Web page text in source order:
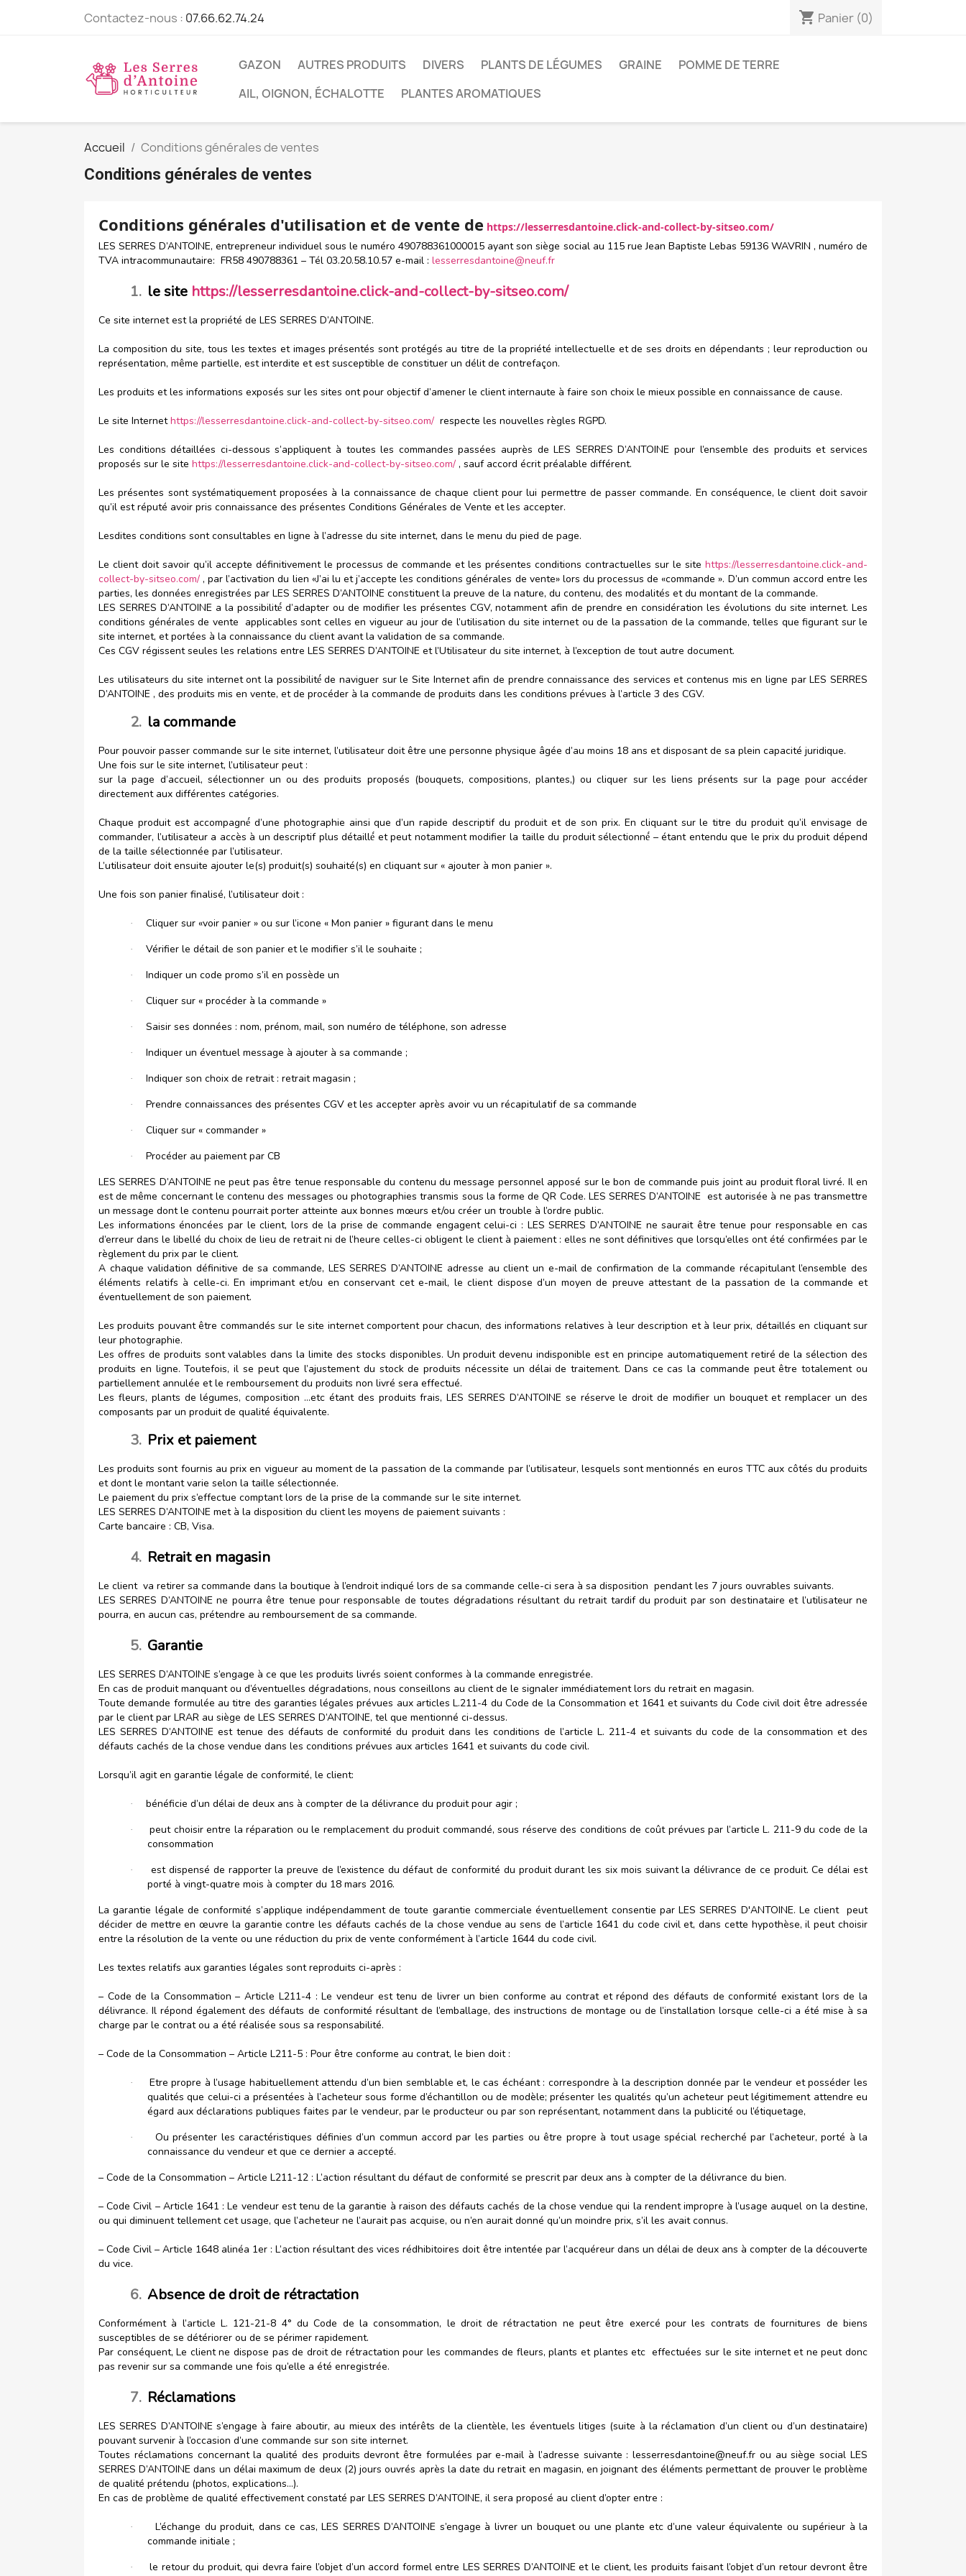
Contactez-nous : 07.66.62.74.24 shopping_cart Panier (0)
GAZON AUTRES PRODUITS DIVERS PLANTS DE LÉGUMES GRAINE
POMME DE TERRE
AIL, OIGNON, ÉCHALOTTE
PLANTES AROMATIQUES
Accueil Conditions générales de ventes
Conditions générales de ventes
Conditions générales d'utilisation et de vente de https://lesserresdantoine.click-and-collect-by-sitseo.com/
LES SERRES D’ANTOINE, entrepreneur individuel sous le numéro 490788361000015 ayant son siège social au 115 rue Jean Baptiste Lebas 59136 WAVRIN , numéro de
TVA intracommunautaire: FR58 490788361 – Tél 03.20.58.10.57 e-mail : lesserresdantoine@neuf.fr
1. le site https://lesserresdantoine.click-and-collect-by-sitseo.com/
Ce site internet est la propriété de LES SERRES D’ANTOINE.
La composition du site, tous les textes et images présentés sont protégés au titre de la propriété intellectuelle et de ses droits en dépendants ; leur reproduction ou
représentation, même partielle, est interdite et est susceptible de constituer un délit de contrefaçon.
Les produits et les informations exposés sur les sites ont pour objectif d’amener le client internaute à faire son choix le mieux possible en connaissance de cause.
Le site Internethttps://lesserresdantoine.click-and-collect-by-sitseo.com/ respecte les nouvelles règles RGPD.
Les conditions détaillées ci-dessous s’appliquent à toutes les commandes passées auprès de LES SERRES D’ANTOINE pour l’ensemble des produits et services
proposés sur le site https://lesserresdantoine.click-and-collect-by-sitseo.com/ , sauf accord écrit préalable différent.
Les présentes sont systématiquement proposées à la connaissance de chaque client pour lui permettre de passer commande. En conséquence, le client doit savoir
qu’il est réputé avoir pris connaissance des présentes Conditions Générales de Vente et les accepter.
Lesdites conditions sont consultables en ligne à l’adresse du site internet, dans le menu du pied de page.
Le client doit savoir qu’il accepte définitivement le processus de commande et les présentes conditions contractuelles sur le site https://lesserresdantoine.click-and-
collect-by-sitseo.com/ , par l’activation du lien «J’ai lu et j’accepte les conditions générales de vente» lors du processus de «commande ». D’un commun accord entre les
parties, les données enregistrées par LES SERRES D’ANTOINE constituent la preuve de la nature, du contenu, des modalités et du montant de la commande.
LES SERRES D’ANTOINE a la possibilité́ d’adapter ou de modifier les présentes CGV, notamment afin de prendre en considération les évolutions du site internet. Les
conditions générales de vente applicables sont celles en vigueur au jour de l’utilisation du site internet ou de la passation de la commande, telles que figurant sur le
site internet, et portées à la connaissance du client avant la validation de sa commande.
Ces CGV régissent seules les relations entre LES SERRES D’ANTOINE et l’Utilisateur du site internet, à l’exception de tout autre document.
Les utilisateurs du site internet ont la possibilité́ de naviguer sur le Site Internet afin de prendre connaissance des services et contenus mis en ligne par LES SERRES
D’ANTOINE , des produits mis en vente, et de procéder à la commande de produits dans les conditions prévues à l’article 3 des CGV.
2. la commande
Pour pouvoir passer commande sur le site internet, l’utilisateur doit être une personne physique âgée d’au moins 18 ans et disposant de sa plein capacité juridique.
Une fois sur le site internet, l’utilisateur peut :
sur la page d’accueil, sélectionner un ou des produits proposés (bouquets, compositions, plantes,) ou cliquer sur les liens présents sur la page pour accéder
directement aux différentes catégories.
Chaque produit est accompagné́ d’une photographie ainsi que d’un rapide descriptif du produit et de son prix. En cliquant sur le titre du produit qu’il envisage de
commander, l’utilisateur a accès à un descriptif plus détaillé́ et peut notamment modifier la taille du produit sélectionné́ – étant entendu que le prix du produit dépend
de la taille sélectionnée par l’utilisateur.
L’utilisateur doit ensuite ajouter le(s) produit(s) souhaité(s) en cliquant sur « ajouter à mon panier ».
Une fois son panier finalisé, l’utilisateur doit :
· Cliquer sur «voir panier » ou sur l’icone « Mon panier » figurant dans le menu
· Vérifier le détail de son panier et le modifier s’il le souhaite ;
· Indiquer un code promo s’il en possède un
· Cliquer sur « procéder à la commande »
· Saisir ses données : nom, prénom, mail, son numéro de téléphone, son adresse
· Indiquer un éventuel message à ajouter à sa commande ;
· Indiquer son choix de retrait : retrait magasin ;
· Prendre connaissances des présentes CGV et les accepter après avoir vu un récapitulatif de sa commande
· Cliquer sur « commander »
·
Procéder au paiement par CB
LES SERRES D’ANTOINE ne peut pas être tenue responsable du contenu du message personnel apposé sur le bon de commande puis joint au produit floral livré. Il en
est de même concernant le contenu des messages ou photographies transmis sous la forme de QR Code. LES SERRES D’ANTOINE est autorisée à ne pas transmettre
un message dont le contenu pourrait porter atteinte aux bonnes mœurs et/ou créer un trouble à l’ordre public.
Les informations énoncées par le client, lors de la prise de commande engagent celui-ci : LES SERRES D’ANTOINE ne saurait être tenue pour responsable en cas
d’erreur dans le libellé du choix de lieu de retrait ni de l’heure celles-ci obligent le client à paiement : elles ne sont définitives que lorsqu’elles ont été confirmées par le
règlement du prix par le client.
A chaque validation définitive de sa commande, LES SERRES D’ANTOINE adresse au client un e-mail de confirmation de la commande récapitulant l’ensemble des
éléments relatifs à celle-ci. En imprimant et/ou en conservant cet e-mail, le client dispose d’un moyen de preuve attestant de la passation de la commande et
éventuellement de son paiement.
Les produits pouvant être commandés sur le site internet comportent pour chacun, des informations relatives à leur description et à leur prix, détaillés en cliquant sur
leur photographie.
Les offres de produits sont valables dans la limite des stocks disponibles. Un produit devenu indisponible est en principe automatiquement retiré de la sélection des
produits en ligne. Toutefois, il se peut que l’ajustement du stock de produits nécessite un délai de traitement. Dans ce cas la commande peut être totalement ou
partiellement annulée et le remboursement du produits non livré sera effectué.
Les fleurs, plants de légumes, composition …etc étant des produits frais, LES SERRES D’ANTOINE se réserve le droit de modifier un bouquet et remplacer un des
composants par un produit de qualité équivalente.
3. Prix et paiement
Les produits sont fournis au prix en vigueur au moment de la passation de la commande par l’utilisateur, lesquels sont mentionnés en euros TTC aux côtés du produits
et dont le montant varie selon la taille sélectionnée.
Le paiement du prix s’effectue comptant lors de la prise de la commande sur le site internet.
LES SERRES D’ANTOINE met à la disposition du client les moyens de paiement suivants :
Carte bancaire : CB, Visa.
4. Retrait en magasin
Le client va retirer sa commande dans la boutique à l’endroit indiqué lors de sa commande celle-ci sera à sa disposition pendant les 7 jours ouvrables suivants.
LES SERRES D’ANTOINE ne pourra être tenue pour responsable de toutes dégradations résultant du retrait tardif du produit par son destinataire et l’utilisateur ne
pourra, en aucun cas, prétendre au remboursement de sa commande.
5. Garantie
LES SERRES D’ANTOINE s’engage à ce que les produits livrés soient conformes à la commande enregistrée.
En cas de produit manquant ou d’éventuelles dégradations, nous conseillons au client de le signaler immédiatement lors du retrait en magasin.
Toute demande formulée au titre des garanties légales prévues aux articles L.211-4 du Code de la Consommation et 1641 et suivants du Code civil doit être adressée
par le client par LRAR au siège de LES SERRES D’ANTOINE, tel que mentionné ci-dessus.
LES SERRES D’ANTOINE est tenue des défauts de conformité du produit dans les conditions de l’article L. 211-4 et suivants du code de la consommation et des
défauts cachés de la chose vendue dans les conditions prévues aux articles 1641 et suivants du code civil.
Lorsqu’il agit en garantie légale de conformité, le client:
· bénéficie d’un délai de deux ans à compter de la délivrance du produit pour agir ;
·
peut choisir entre la réparation ou le remplacement du produit commandé, sous réserve des conditions de coût prévues par l’article L. 211-9 du code de la
consommation
·
est dispensé de rapporter la preuve de l’existence du défaut de conformité du produit durant les six mois suivant la délivrance de ce produit. Ce délai est
porté à vingt-quatre mois à compter du 18 mars 2016.
La garantie légale de conformité s’applique indépendamment de toute garantie commerciale éventuellement consentie par LES SERRES D'ANTOINE. Le client peut
décider de mettre en œuvre la garantie contre les défauts cachés de la chose vendue au sens de l’article 1641 du code civil et, dans cette hypothèse, il peut choisir
entre la résolution de la vente ou une réduction du prix de vente conformément à l’article 1644 du code civil.
Les textes relatifs aux garanties légales sont reproduits ci-après :
– Code de la Consommation – Article L211-4 : Le vendeur est tenu de livrer un bien conforme au contrat et répond des défauts de conformité existant lors de la
délivrance. Il répond également des défauts de conformité résultant de l’emballage, des instructions de montage ou de l’installation lorsque celle-ci a été mise à sa
charge par le contrat ou a été réalisée sous sa responsabilité.
– Code de la Consommation – Article L211-5 : Pour être conforme au contrat, le bien doit :
·
Etre propre à l’usage habituellement attendu d’un bien semblable et, le cas échéant : correspondre à la description donnée par le vendeur et posséder les
qualités que celui-ci a présentées à l’acheteur sous forme d’échantillon ou de modèle; présenter les qualités qu’un acheteur peut légitimement attendre eu
égard aux déclarations publiques faites par le vendeur, par le producteur ou par son représentant, notamment dans la publicité ou l’étiquetage,
·
Ou présenter les caractéristiques définies d’un commun accord par les parties ou être propre à tout usage spécial recherché par l’acheteur, porté à la
connaissance du vendeur et que ce dernier a accepté.
– Code de la Consommation – Article L211-12 : L’action résultant du défaut de conformité se prescrit par deux ans à compter de la délivrance du bien.
– Code Civil – Article 1641 : Le vendeur est tenu de la garantie à raison des défauts cachés de la chose vendue qui la rendent impropre à l’usage auquel on la destine,
ou qui diminuent tellement cet usage, que l’acheteur ne l’aurait pas acquise, ou n’en aurait donné qu’un moindre prix, s’il les avait connus.
– Code Civil – Article 1648 alinéa 1er : L’action résultant des vices rédhibitoires doit être intentée par l’acquéreur dans un délai de deux ans à compter de la découverte
du vice.
6. Absence de droit de rétractation
Conformément à l’article L. 121-21-8 4° du Code de la consommation, le droit de rétractation ne peut être exercé pour les contrats de fournitures de biens
susceptibles de se détériorer ou de se périmer rapidement.
Par conséquent, Le client ne dispose pas de droit de rétractation pour les commandes de fleurs, plants et plantes etc effectuées sur le site internet et ne peut donc
pas revenir sur sa commande une fois qu’elle a été enregistrée.
7. Réclamations
LES SERRES D’ANTOINE s’engage à faire aboutir, au mieux des intérêts de la clientèle, les éventuels litiges (suite à la réclamation d’un client ou d’un destinataire)
pouvant survenir à l’occasion d’une commande sur son site internet.
Toutes réclamations concernant la qualité des produits devront être formulées par e-mail à l’adresse suivante :lesserresdantoine@neuf.fr ou au siège social LES
SERRES D’ANTOINE dans un délai maximum de deux (2) jours ouvrés après la date du retrait en magasin, en joignant des éléments permettant de prouver le problème
de qualité prétendu (photos, explications…).
En cas de problème de qualité effectivement constaté par LES SERRES D’ANTOINE, il sera proposé au client d’opter entre :
·
L’échange du produit, dans ce cas, LES SERRES D’ANTOINE s’engage à livrer un bouquet ou une plante etc d’une valeur équivalente ou supérieur à la
commande initiale ;
·
le retour du produit, qui devra faire l’objet d’un accord formel entre LES SERRES D’ANTOINE et le client, les produits faisant l’objet d’un retour devront être